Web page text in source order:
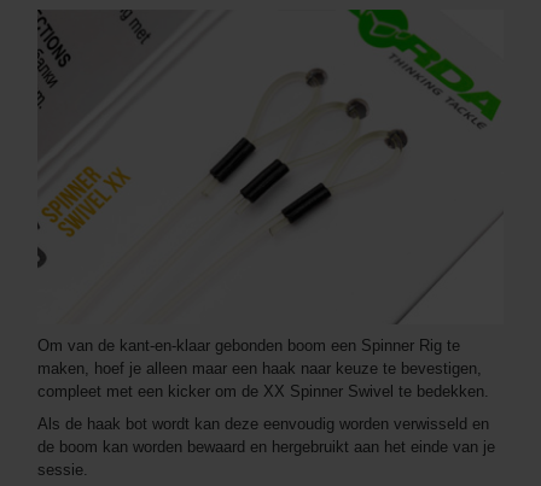
Om van de kant-en-klaar gebonden boom een Spinner Rig te
maken, hoef je alleen maar een haak naar keuze te bevestigen,
compleet met een kicker om de XX Spinner Swivel te bedekken.
Als de haak bot wordt kan deze eenvoudig worden verwisseld en
de boom kan worden bewaard en hergebruikt aan het einde van je
sessie.